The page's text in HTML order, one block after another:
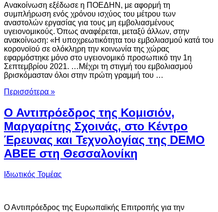
Ανακοίνωση εξέδωσε η ΠΟΕΔΗΝ, με αφορμή τη
συμπλήρωση ενός χρόνου ισχύος του μέτρου των
αναστολών εργασίας για τους μη εμβολιασμένους
υγειονομικούς. Όπως αναφέρεται, μεταξύ άλλων, στην
ανακοίνωση: «Η υποχρεωτικότητα του εμβολιασμού κατά του
κορονοϊού σε ολόκληρη την κοινωνία της χώρας
εφαρμόστηκε μόνο στο υγειονομικό προσωπικό την 1η
Σεπτεμβρίου 2021. …Μέχρι τη στιγμή του εμβολιασμού
βρισκόμασταν όλοι στην πρώτη γραμμή του …
Περισσότερα »
Ο Αντιπρόεδρος της Κομισιόν,
Μαργαρίτης Σχοινάς, στο Κέντρο
Έρευνας και Τεχνολογίας της DEMO
ΑΒΕΕ στη Θεσσαλονίκη
Ιδιωτικός Τομέας
Ο Αντιπρόεδρος της Ευρωπαϊκής Επιτροπής για την